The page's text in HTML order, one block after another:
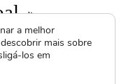
dicas
Projetos autorais
Vida
a melhor
mais sobre
los em